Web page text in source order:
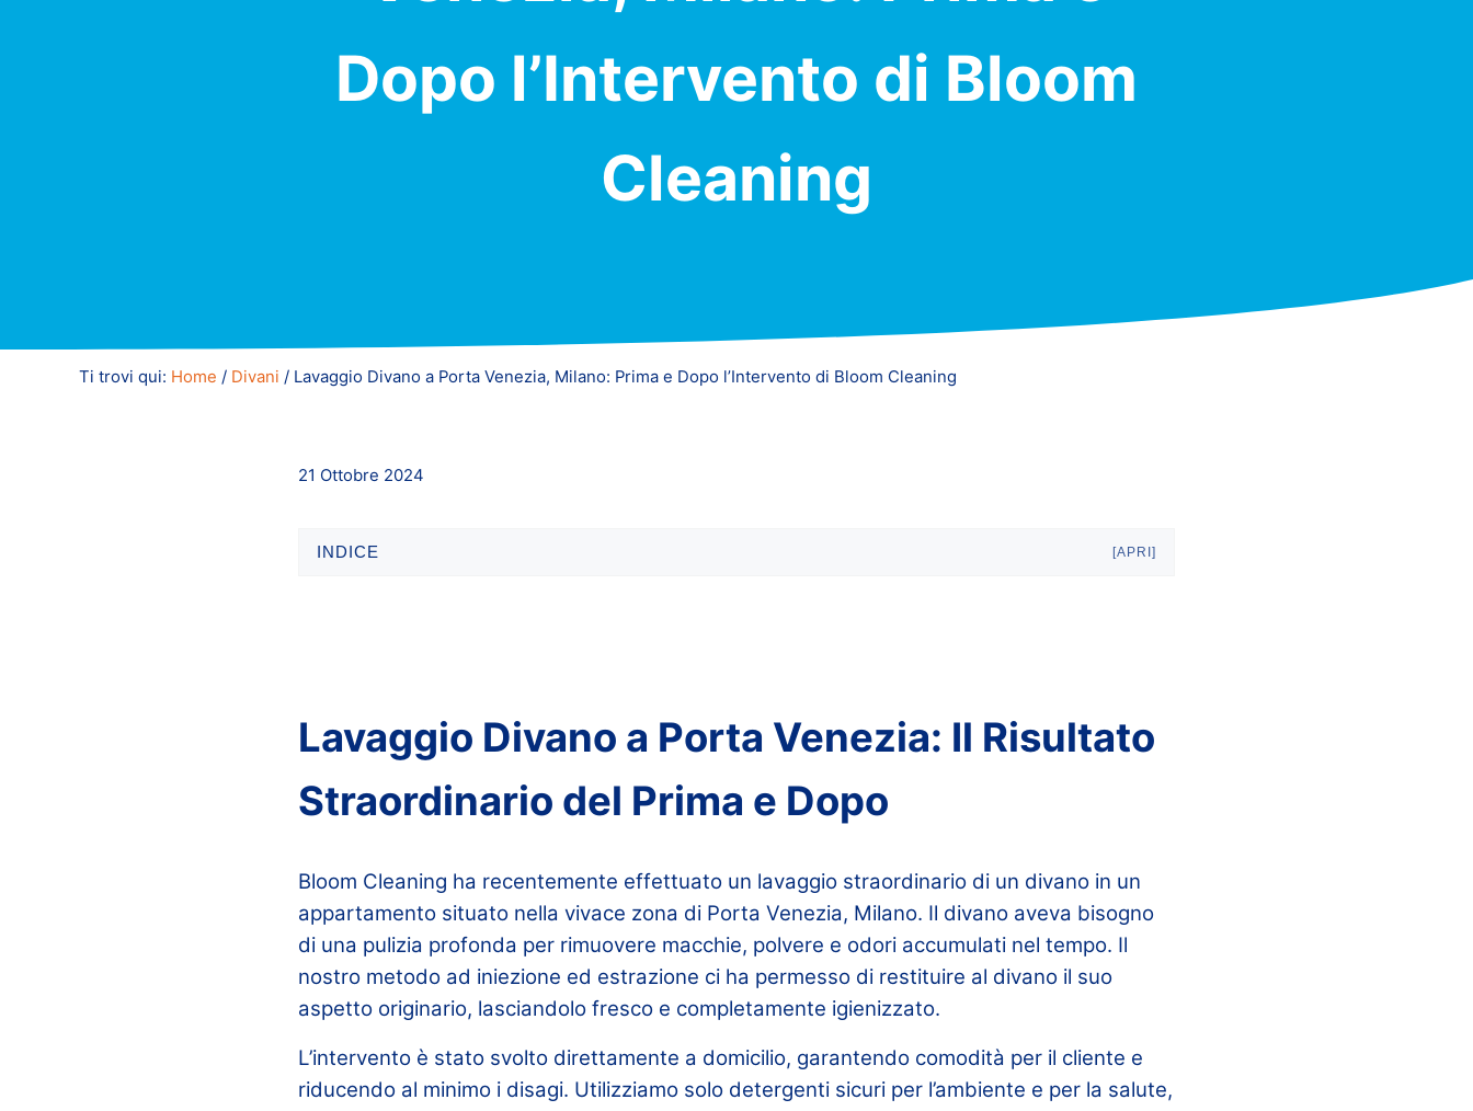
Dopo l’Intervento di Bloom
Cleaning
Ti trovi qui: Home / Divani / Lavaggio Divano a Porta Venezia, Milano: Prima e Dopo l’Intervento di Bloom Cleaning
21 Ottobre 2024
INDICE [APRI]
Lavaggio Divano a Porta Venezia: Il Risultato
Straordinario del Prima e Dopo
Bloom Cleaning ha recentemente effettuato un lavaggio straordinario di un divano in un
appartamento situato nella vivace zona di Porta Venezia, Milano. Il divano aveva bisogno
di una pulizia profonda per rimuovere macchie, polvere e odori accumulati nel tempo. Il
nostro metodo ad iniezione ed estrazione ci ha permesso di restituire al divano il suo
aspetto originario, lasciandolo fresco e completamente igienizzato.
L’intervento è stato svolto direttamente a domicilio, garantendo comodità per il cliente e
riducendo al minimo i disagi. Utilizziamo solo detergenti sicuri per l’ambiente e per la salute,